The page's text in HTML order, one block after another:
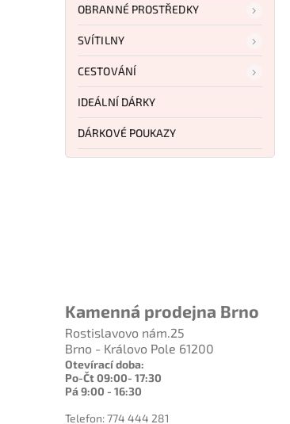
OBRANNÉ PROSTŘEDKY
SVÍTILNY
CESTOVÁNÍ
IDEÁLNÍ DÁRKY
DÁRKOVÉ POUKAZY
Kamenná prodejna Brno
Rostislavovo nám.25
Brno - Královo Pole 61200
Otevírací doba:
Po-Čt 09:00- 17:30
Pá 9:00 - 16:30
Telefon: 774 444 281
1 263 Kč
Do košíku
SRM